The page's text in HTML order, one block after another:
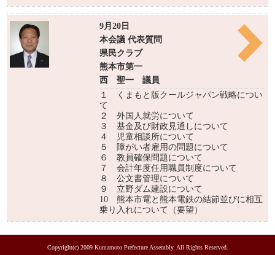
9月20日
本会議 代表質問
県民クラブ
熊本市第一
西 聖一 議員
１ くまもと版クールジャパン戦略につい
て
２ 外国人就労について
３ 基金及び財政見通しについて
４ 児童相談所について
５ 障がい者雇用の問題について
６ 教員確保問題について
７ 会計年度任用職員制度について
８ 公文書管理について
９ 立野ダム建設について
10 熊本市電と熊本電鉄の結節並びに相互
乗り入れについて（要望）
Copyright(c) 2009 Kumamoto Prefecture Assembly. All Rights Reserved.